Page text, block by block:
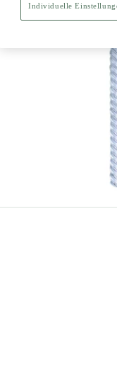
Individuelle